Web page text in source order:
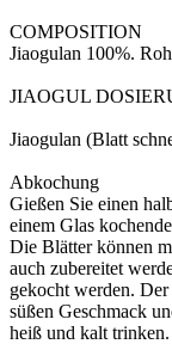
COMPOSITION
Jiaogulan 100%.
JIAOGUL
Jiaogulan (Blatt
Abkochung
Gießen Sie einen
einem Glas
Die Blätter können
auch zubereitet
gekocht werden.
süßen Geschmack
heiß und kalt trinken.